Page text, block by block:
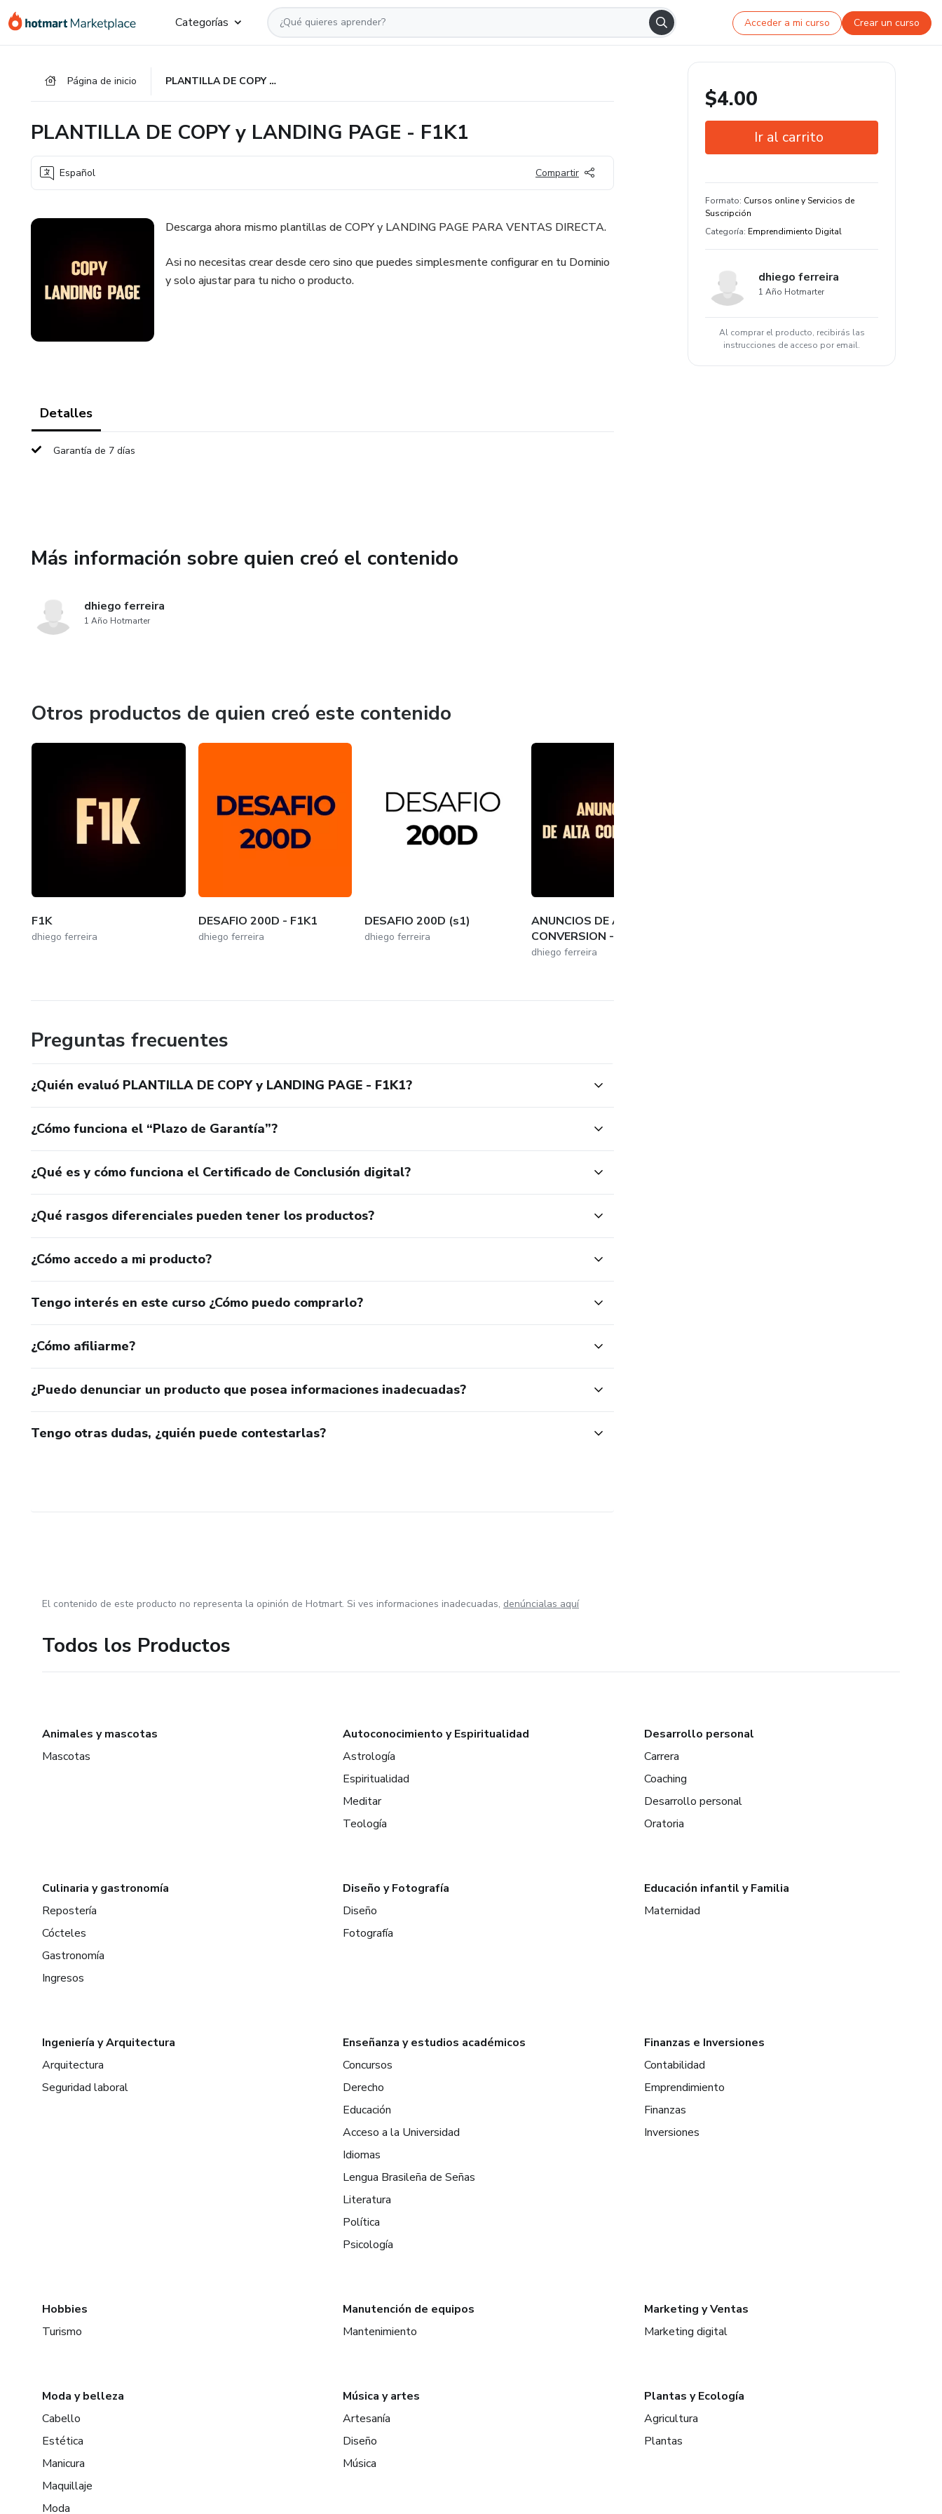
Categorías Acceder a mi curso Crear un curso
Página de inicio PLANTILLA DE COPY y LANDING PAGE - F1K1
PLANTILLA DE COPY y LANDING PAGE - F1K1
Español Compartir
Descarga ahora mismo plantillas de COPY y LANDING PAGE PARA VENTAS DIRECTA.
Asi no necesitas crear desde cero sino que puedes simplesmente configurar en tu Dominio
y solo ajustar para tu nicho o producto.
Detalles
Garantía de 7 días
Más información sobre quien creó el contenido
dhiego ferreira
1 Año Hotmarter
Otros productos de quien creó este contenido
F1K
dhiego ferreira
DESAFIO 200D - F1K1
dhiego ferreira
DESAFIO 200D (s1)
dhiego ferreira
ANUNCIOS DE ALTA
CONVERSION - 1
dhiego ferreira
Preguntas frecuentes
¿Quién evaluó PLANTILLA DE COPY y LANDING PAGE - F1K1?
¿Cómo funciona el “Plazo de Garantía”?
¿Qué es y cómo funciona el Certificado de Conclusión digital?
¿Qué rasgos diferenciales pueden tener los productos?
¿Cómo accedo a mi producto?
Tengo interés en este curso ¿Cómo puedo comprarlo?
¿Cómo afiliarme?
¿Puedo denunciar un producto que posea informaciones inadecuadas?
Tengo otras dudas, ¿quién puede contestarlas?
$4.00
Ir al carrito
Formato: Cursos online y Servicios de
Suscripción
Categoría: Emprendimiento Digital
dhiego ferreira
1 Año Hotmarter
Al comprar el producto, recibirás las
instrucciones de acceso por email.
El contenido de este producto no representa la opinión de Hotmart. Si ves informaciones inadecuadas, denúncialas aquí
Todos los Productos
Animales y mascotas
Mascotas
Autoconocimiento y Espiritualidad
Astrología
Espiritualidad
Meditar
Teología
Desarrollo personal
Carrera
Coaching
Desarrollo personal
Oratoria
Culinaria y gastronomía
Repostería
Cócteles
Gastronomía
Ingresos
Diseño y Fotografía
Diseño
Fotografía
Educación infantil y Familia
Maternidad
Ingeniería y Arquitectura
Arquitectura
Seguridad laboral
Enseñanza y estudios académicos
Concursos
Derecho
Educación
Acceso a la Universidad
Idiomas
Lengua Brasileña de Señas
Literatura
Política
Psicología
Finanzas e Inversiones
Contabilidad
Emprendimiento
Finanzas
Inversiones
Hobbies
Turismo
Manutención de equipos
Mantenimiento
Marketing y Ventas
Marketing digital
Moda y belleza
Cabello
Estética
Manicura
Maquillaje
Moda
Música y artes
Artesanía
Diseño
Música
Plantas y Ecología
Agricultura
Plantas